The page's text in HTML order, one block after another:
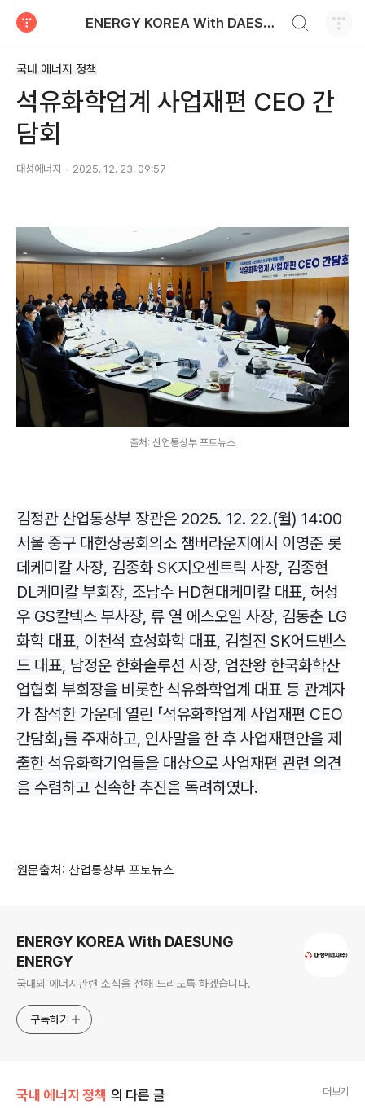
ENERGY KOREA With DAESUNG ENERGY
국내 에너지 정책
석유화학업계 사업재편 CEO 간
담회
대성에너지 2025. 12. 23. 09:57
출처: 산업통상부 포토뉴스
김정관 산업통상부 장관은 2025. 12. 22.(월) 14:00
서울 중구 대한상공회의소 챔버라운지에서 이영준 롯
데케미칼 사장, 김종화 SK지오센트릭 사장, 김종현
DL케미칼 부회장, 조남수 HD현대케미칼 대표, 허성
우 GS칼텍스 부사장, 류 열 에스오일 사장, 김동춘 LG
화학 대표, 이천석 효성화학 대표, 김철진 SK어드밴스
드 대표, 남정운 한화솔루션 사장, 엄찬왕 한국화학산
업협회 부회장을 비롯한 석유화학업계 대표 등 관계자
가 참석한 가운데 열린 「석유화학업계 사업재편 CEO
간담회」를 주재하고, 인사말을 한 후 사업재편안을 제
출한 석유화학기업들을 대상으로 사업재편 관련 의견
을 수렴하고 신속한 추진을 독려하였다.
원문출처: 산업통상부 포토뉴스
ENERGY KOREA With DAESUNG
ENERGY
국내외 에너지관련 소식을 전해 드리도록 하겠습니다.
구독하기
국내 에너지 정책 의 다른 글 더보기